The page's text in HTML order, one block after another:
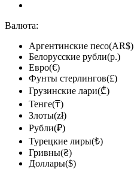
Валюта:
Аргентинские песо(AR$)
Белорусские рубли(р.)
Евро(€)
Фунты стерлингов(£)
Грузинские лари(₾)
Тенге(₸)
Злоты(zł)
Рубли(₽)
Турецкие лиры(₺)
Гривны(₴)
Доллары($)